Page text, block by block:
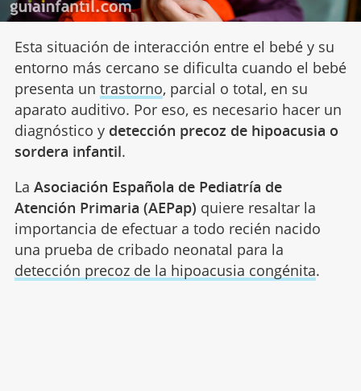
Esta situación de interacción entre el bebé y su
entorno más cercano se dificulta cuando el bebé
presenta un trastorno, parcial o total, en su
aparato auditivo. Por eso, es necesario hacer un
diagnóstico y detección precoz de hipoacusia o
sordera infantil.
La Asociación Española de Pediatría de
Atención Primaria (AEPap) quiere resaltar la
importancia de efectuar a todo recién nacido
una prueba de cribado neonatal para la
detección precoz de la hipoacusia congénita.